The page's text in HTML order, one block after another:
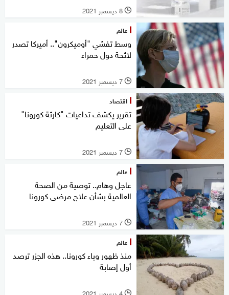
l 8 ديسمبر 2021
عالم
وسط تفشي "أوميكرون".. أميركا تصدر
لائحة دول حمراء
l 7 ديسمبر 2021
اقتصاد
تقرير يكشف تداعيات "كارثة كورونا"
على التعليم
l 7 ديسمبر 2021
عالم
عاجل وهام.. توصية من الصحة
العالمية بشأن علاج مرضى كورونا
l 7 ديسمبر 2021
عالم
منذ ظهور وباء كورونا.. هذه الجزر ترصد
أول إصابة
l